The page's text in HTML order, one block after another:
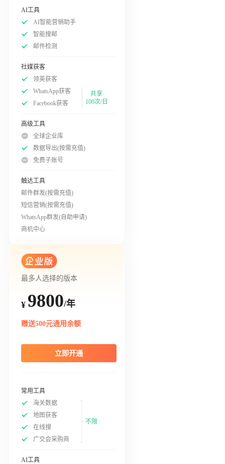
AI工具
AI智能营销助手
智能搜邮
邮件检测
社媒获客
领英获客
WhatsApp获客
Facebook获客
共享
100次/日
高级工具
全球企业库
数据导出(按需充值)
免费子账号
触达工具
邮件群发(按需充值)
短信营销(按需充值)
WhatsApp群发(自助申请)
商机中心
最多人选择的版本
¥ 9800/年
赠送500元通用余额
立即开通
常用工具
海关数据
地图获客
在线搜
广交会采购商
不限
AI工具